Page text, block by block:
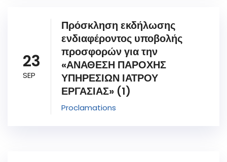
23
SEP
Πρόσκληση εκδήλωσης
ενδιαφέροντος υποβολής
προσφορών για την
«ΑΝΑΘΕΣΗ ΠΑΡΟΧΗΣ
ΥΠΗΡΕΣΙΩΝ ΙΑΤΡΟΥ
ΕΡΓΑΣΙΑΣ» (1)
Proclamations